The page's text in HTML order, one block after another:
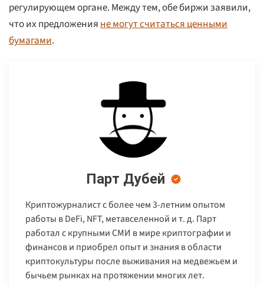
регулирующем органе. Между тем, обе биржи заявили,
что их предложенияне могут считаться ценными
бумагами.
Парт Дубей
Криптожурналист с более чем 3-летним опытом
работы в DeFi, NFT, метавселенной и т. д. Парт
работал с крупными СМИ в мире криптографии и
финансов и приобрел опыт и знания в области
криптокультуры после выживания на медвежьем и
бычьем рынках на протяжении многих лет.